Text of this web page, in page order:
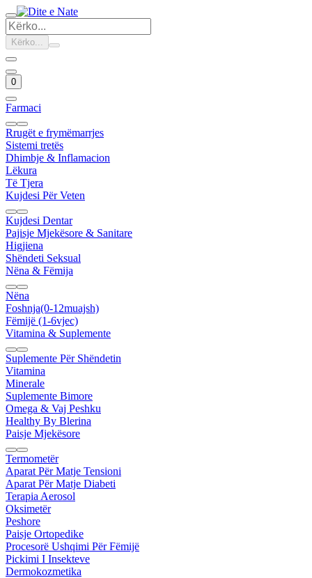
Kërko...
0
Farmaci
Rrugët e frymëmarrjes
Sistemi tretës
Dhimbje & Inflamacion
Lëkura
Të Tjera
Kujdesi Për Veten
Kujdesi Dentar
Pajisje Mjekësore & Sanitare
Higjiena
Shëndeti Seksual
Nëna & Fëmija
Nëna
Foshnja(0-12muajsh)
Fëmijë (1-6vjec)
Vitamina & Suplemente
Suplemente Për Shëndetin
Vitamina
Minerale
Suplemente Bimore
Omega & Vaj Peshku
Healthy By Blerina
Paisje Mjekësore
Termometër
Aparat Për Matje Tensioni
Aparat Për Matje Diabeti
Terapia Aerosol
Oksimetër
Peshore
Paisje Ortopedike
Procesorë Ushqimi Për Fëmijë
Pickimi I Insekteve
Dermokozmetika